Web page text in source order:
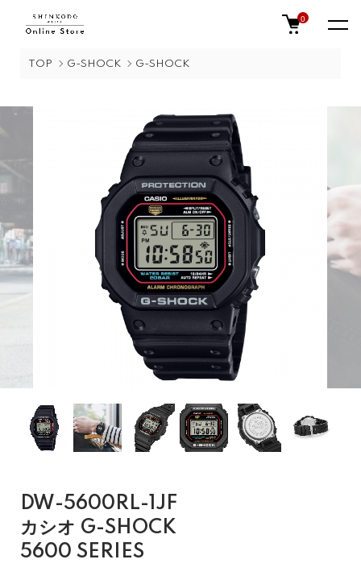
0
TOP G-SHOCK G-SHOCK
DW-5600RL-1JF
カシオ G-SHOCK
5600 SERIES